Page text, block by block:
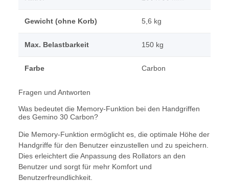
Gewicht (ohne Korb) 5,6 kg
Max. Belastbarkeit 150 kg
Farbe Carbon
Fragen und Antworten
Was bedeutet die Memory-Funktion bei den Handgriffen
des Gemino 30 Carbon?
Die Memory-Funktion ermöglicht es, die optimale Höhe der
Handgriffe für den Benutzer einzustellen und zu speichern.
Dies erleichtert die Anpassung des Rollators an den
Benutzer und sorgt für mehr Komfort und
Benutzerfreundlichkeit.